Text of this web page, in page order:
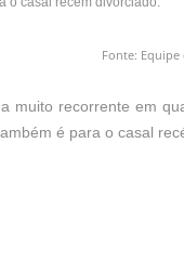
Fonte:
muito recorrente em
é para o casal